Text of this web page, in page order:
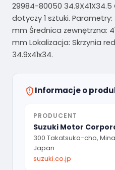
29984-80050 34.9X41X34.5
dotyczy 1 sztuki.
mm Średnica zewnętrzna:
mm Lokalizacja: Skrzynia
34.9x41x34.
Informacje o
PRODUCENT
Suzuki Motor
300 Takatsuka-cho,
Japan
suzuki.co.jp